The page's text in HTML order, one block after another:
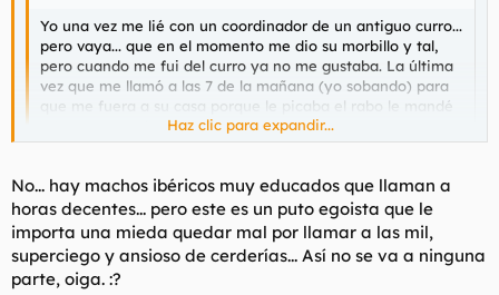
Yo una vez me lié con un coordinador de un antiguo curro...
pero vaya... que en el momento me dio su morbillo y tal,
pero cuando me fui del curro ya no me gustaba. La última
vez que me llamó a las 7 de la mañana (yo sobando) para
que me fuera a su casa porque le picaba el rabo le mandé
a tomar por culo. :DHaz clic para expandir...
Acabas de describir perfectamente a un macho ibérico
Haz clic para expandir...
No... hay machos ibéricos muy educados que llaman a
horas decentes... pero este es un puto egoista que le
importa una mieda quedar mal por llamar a las mil,
superciego y ansioso de cerderías... Así no se va a ninguna
parte, oiga. :?